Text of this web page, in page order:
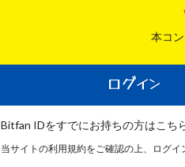
本コ
ログイン
Bitfan IDをすでにお持ちの方はこち
当サイトの利用規約をご確認の上、ログイ